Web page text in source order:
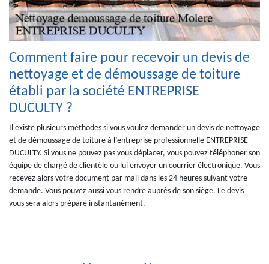
Comment faire pour recevoir un devis de
nettoyage et de démoussage de toiture
établi par la société ENTREPRISE
DUCULTY ?
Il existe plusieurs méthodes si vous voulez demander un devis de nettoyage
et de démoussage de toiture à l’entreprise professionnelle ENTREPRISE
DUCULTY. Si vous ne pouvez pas vous déplacer, vous pouvez téléphoner son
équipe de chargé de clientèle ou lui envoyer un courrier électronique. Vous
recevez alors votre document par mail dans les 24 heures suivant votre
demande. Vous pouvez aussi vous rendre auprès de son siège. Le devis
vous sera alors préparé instantanément.